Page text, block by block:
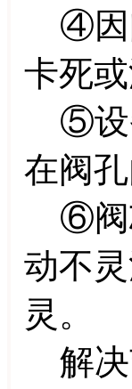
④因
卡死
⑤设
在阀
⑥阀
动不
灵。
解决